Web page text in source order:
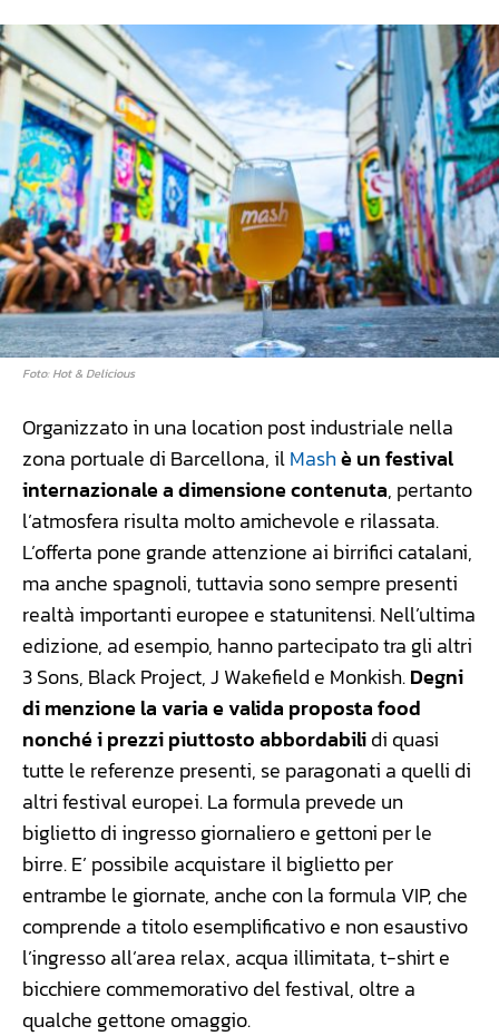
Foto: Hot & Delicious
Organizzato in una location post industriale nella
zona portuale di Barcellona, ilMashè un festival
internazionale a dimensione contenuta, pertanto
l’atmosfera risulta molto amichevole e rilassata.
L’offerta pone grande attenzione ai birrifici catalani,
ma anche spagnoli, tuttavia sono sempre presenti
realtà importanti europee e statunitensi. Nell’ultima
edizione, ad esempio, hanno partecipato tra gli altri
3 Sons, Black Project, J Wakefield e Monkish.Degni
di menzione la varia e valida proposta food
nonché i prezzi piuttosto abbordabilidi quasi
tutte le referenze presenti, se paragonati a quelli di
altri festival europei. La formula prevede un
biglietto di ingresso giornaliero e gettoni per le
birre. E’ possibile acquistare il biglietto per
entrambe le giornate, anche con la formula VIP, che
comprende a titolo esemplificativo e non esaustivo
l’ingresso all’area relax, acqua illimitata, t-shirt e
bicchiere commemorativo del festival, oltre a
qualche gettone omaggio.